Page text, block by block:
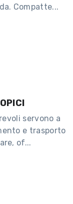
Compatte...
servono a
e trasporto
of...